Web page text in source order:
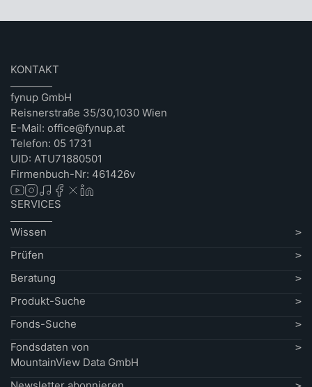
KONTAKT
fynup GmbH
Reisnerstraße 35/30,1030 Wien
E-Mail: office@fynup.at
Telefon: 05 1731
UID: ATU71880501
Firmenbuch-Nr: 461426v
SERVICES
Wissen
Prüfen
Beratung
Produkt-Suche
Fonds-Suche
Fondsdaten von
MountainView Data GmbH